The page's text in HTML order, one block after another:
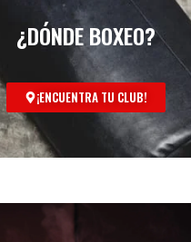
¿DÓNDE BOXEO?
¡ENCUENTRA TU CLUB!